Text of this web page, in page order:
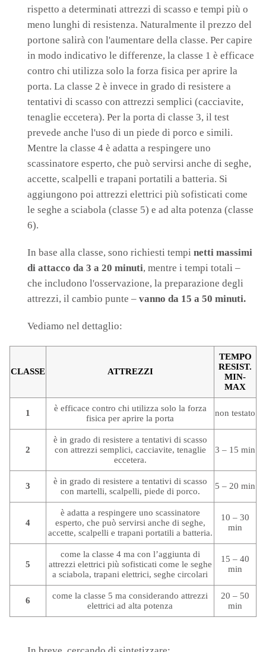
rispetto a determinati attrezzi di scasso e tempi più o
meno lunghi di resistenza. Naturalmente il prezzo del
portone salirà con l'aumentare della classe. Per capire
in modo indicativo le differenze, la classe 1 è efficace
contro chi utilizza solo la forza fisica per aprire la
porta. La classe 2 è invece in grado di resistere a
tentativi di scasso con attrezzi semplici (cacciavite,
tenaglie eccetera). Per la porta di classe 3, il test
prevede anche l'uso di un piede di porco e simili.
Mentre la classe 4 è adatta a respingere uno
scassinatore esperto, che può servirsi anche di seghe,
accette, scalpelli e trapani portatili a batteria. Si
aggiungono poi attrezzi elettrici più sofisticati come
le seghe a sciabola (classe 5) e ad alta potenza (classe
6).
In base alla classe, sono richiesti tempi netti massimi
di attacco da 3 a 20 minuti, mentre i tempi totali –
che includono l'osservazione, la preparazione degli
attrezzi, il cambio punte – vanno da 15 a 50 minuti.
Vediamo nel dettaglio:
CLASSE ATTREZZI
TEMPO
RESIST.
MIN-
MAX
1 è efficace contro chi utilizza solo la forza
fisica per aprire la porta
non testato
2
è in grado di resistere a tentativi di scasso
con attrezzi semplici, cacciavite, tenaglie
eccetera.
3 – 15 min
3
è in grado di resistere a tentativi di scasso
con martelli, scalpelli, piede di porco.
5 – 20 min
4
è adatta a respingere uno scassinatore
esperto, che può servirsi anche di seghe,
accette, scalpelli e trapani portatili a batteria.
10 – 30
min
5
come la classe 4 ma con l’aggiunta di
attrezzi elettrici più sofisticati come le seghe
a sciabola, trapani elettrici, seghe circolari
15 – 40
min
6 come la classe 5 ma considerando attrezzi
elettrici ad alta potenza
20 – 50
min